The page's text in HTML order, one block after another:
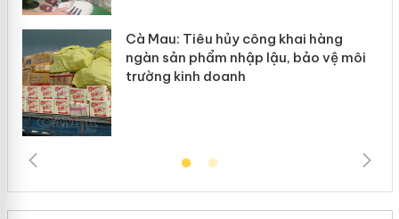
Cà Mau: Tiêu hủy công khai hàng
ngàn sản phẩm nhập lậu, bảo vệ môi
trường kinh doanh